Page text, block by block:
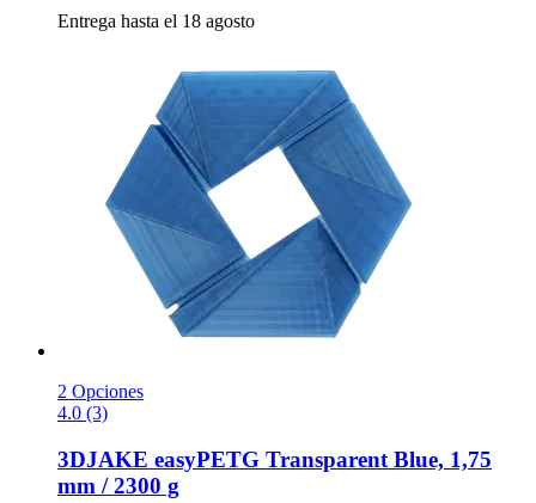
Entrega hasta el 18 agosto
2 Opciones
4.0 (3)
3DJAKE easyPETG Transparent Blue, 1,75
mm / 2300 g